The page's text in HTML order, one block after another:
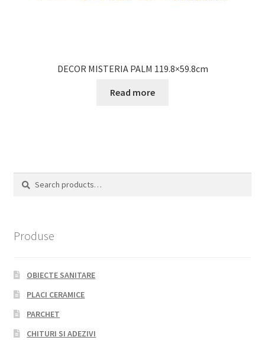
DECOR MISTERIA PALM 119.8×59.8cm
Read more
Search
Search
Produse
OBIECTE SANITARE
PLACI CERAMICE
PARCHET
CHITURI SI ADEZIVI